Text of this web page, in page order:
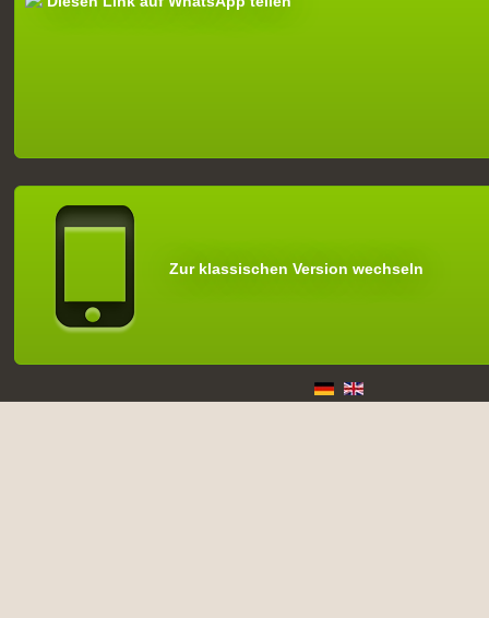
Zur klassischen Version wechseln